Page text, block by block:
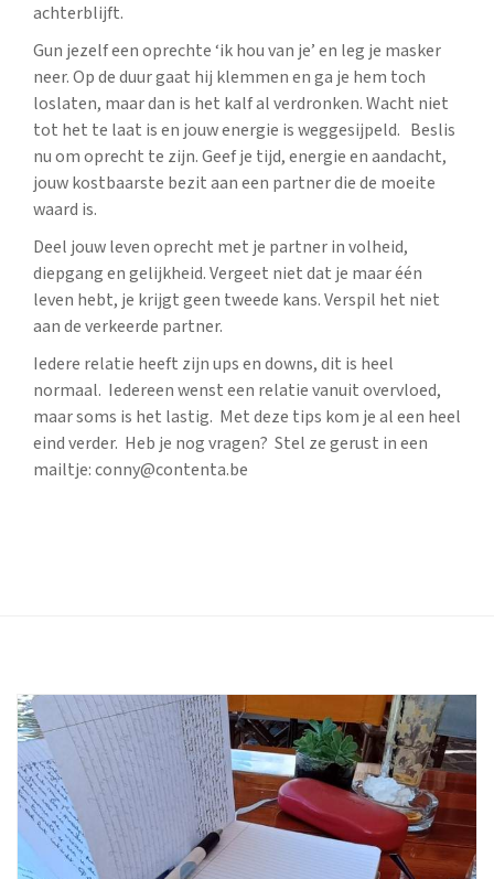
achterblijft.
Gun jezelf een oprechte ‘ik hou van je’ en leg je masker
neer. Op de duur gaat hij klemmen en ga je hem toch
loslaten, maar dan is het kalf al verdronken. Wacht niet
tot het te laat is en jouw energie is weggesijpeld. Beslis
nu om oprecht te zijn. Geef je tijd, energie en aandacht,
jouw kostbaarste bezit aan een partner die de moeite
waard is.
Deel jouw leven oprecht met je partner in volheid,
diepgang en gelijkheid. Vergeet niet dat je maar één
leven hebt, je krijgt geen tweede kans. Verspil het niet
aan de verkeerde partner.
Iedere relatie heeft zijn ups en downs, dit is heel
normaal. Iedereen wenst een relatie vanuit overvloed,
maar soms is het lastig. Met deze tips kom je al een heel
eind verder. Heb je nog vragen? Stel ze gerust in een
mailtje: conny@contenta.be